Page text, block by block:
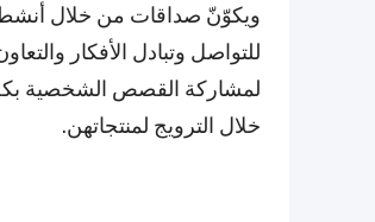
ويكوّنّ صداقات من خلال
للتواصل وتبادل الأفكار
لمشاركة القصص الشخصية بكل
خلال الترويج لمنتجاتهن.